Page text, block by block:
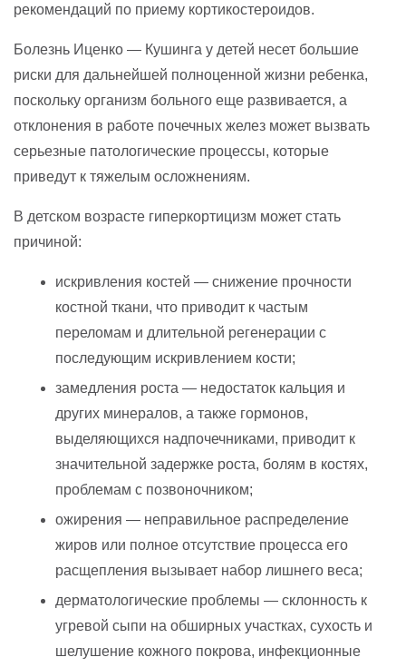
рекомендаций по приему кортикостероидов.
Болезнь Иценко — Кушинга у детей несет большие
риски для дальнейшей полноценной жизни ребенка,
поскольку организм больного еще развивается, а
отклонения в работе почечных желез может вызвать
серьезные патологические процессы, которые
приведут к тяжелым осложнениям.
В детском возрасте гиперкортицизм может стать
причиной:
искривления костей — снижение прочности
костной ткани, что приводит к частым
переломам и длительной регенерации с
последующим искривлением кости;
замедления роста — недостаток кальция и
других минералов, а также гормонов,
выделяющихся надпочечниками, приводит к
значительной задержке роста, болям в костях,
проблемам с позвоночником;
ожирения — неправильное распределение
жиров или полное отсутствие процесса его
расщепления вызывает набор лишнего веса;
дерматологические проблемы — склонность к
угревой сыпи на обширных участках, сухость и
шелушение кожного покрова, инфекционные